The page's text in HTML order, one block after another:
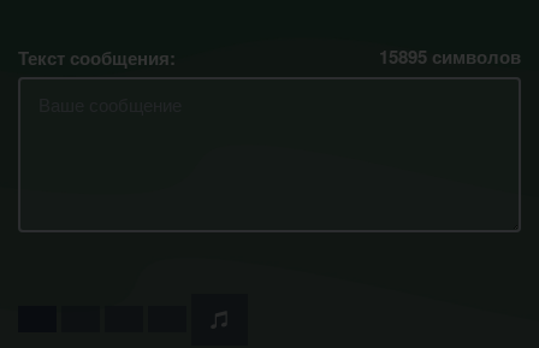
Текст сообщения: 15895 символов